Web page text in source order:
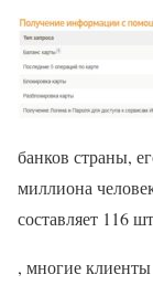
банков страны,
миллиона
составляет 116
, многие